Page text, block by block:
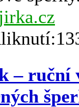
– ruční